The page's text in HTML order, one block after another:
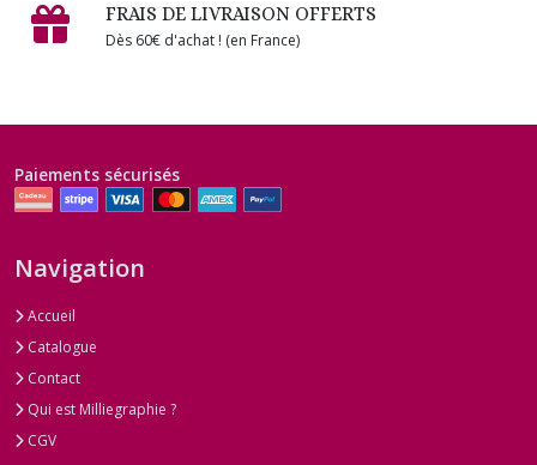
FRAIS DE LIVRAISON OFFERTS
Dès 60€ d'achat ! (en France)
Paiements sécurisés
Navigation
Accueil
Catalogue
Contact
Qui est Milliegraphie ?
CGV